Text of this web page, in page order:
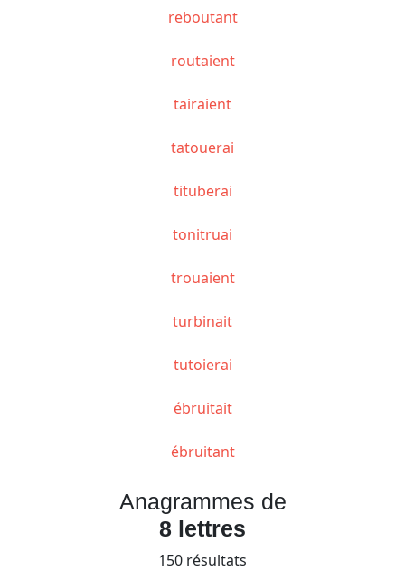
reboutant
routaient
tairaient
tatouerai
tituberai
tonitruai
trouaient
turbinait
tutoierai
ébruitait
ébruitant
Anagrammes de
8 lettres
150 résultats